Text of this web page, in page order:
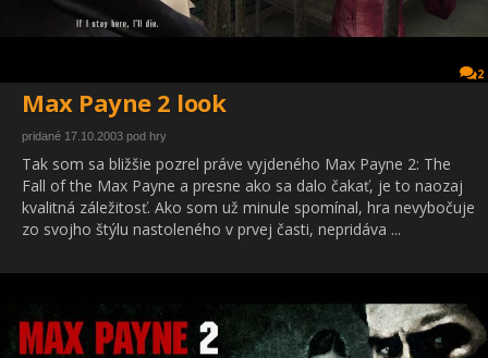
2
Max Payne 2 look
pridané 17.10.2003 pod hry
Tak som sa bližšie pozrel práve vyjdeného Max Payne 2: The
Fall of the Max Payne a presne ako sa dalo čakať, je to naozaj
kvalitná záležitosť. Ako som už minule spomínal, hra nevybočuje
zo svojho štýlu nastoleného v prvej časti, nepridáva ...